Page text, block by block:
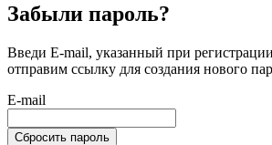
Забыли пароль?
Введи E-mail, указанный при
отправим ссылку для создания нового
E-mail
Сбросить пароль